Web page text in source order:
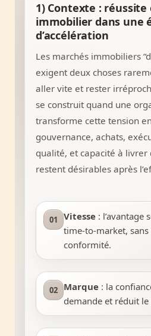
1) Contexte :
immobilier dans une
d’accélération
Les marchés immobiliers
exigent deux choses
aller vite et rester
se construit quand une
transforme cette tension
gouvernance, achats,
qualité, et capacité à livrer
restent désirables après
01 Vitesse : l’avantage
time-to-market,
conformité.
02 Marque : la
demande et réduit